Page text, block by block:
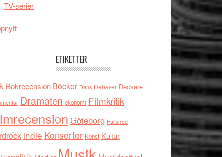
TV-serier
ETIKETTER
Bokrecension Böcker Dans Debaser Deckare
Dramaten ekonomi Filmkritik
Göteborg Hultsfred
indie Konserter Konst Kultur